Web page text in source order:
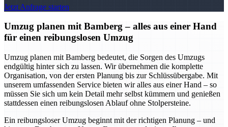
Jetzt Anfrage starten
Umzug planen mit Bamberg – alles aus einer Hand
für einen reibungslosen Umzug
Umzug planen mit Bamberg bedeutet, die Sorgen des Umzugs
endgültig hinter sich zu lassen. Wir übernehmen die komplette
Organisation, von der ersten Planung bis zur Schlüssübergabe. Mit
unserem umfassenden Service bieten wir alles aus einer Hand – so
müssen Sie sich um kein Detail mehr selbst kümmern und genießen
stattdessen einen reibungslosen Ablauf ohne Stolpersteine.
Ein reibungsloser Umzug beginnt mit der richtigen Planung – und